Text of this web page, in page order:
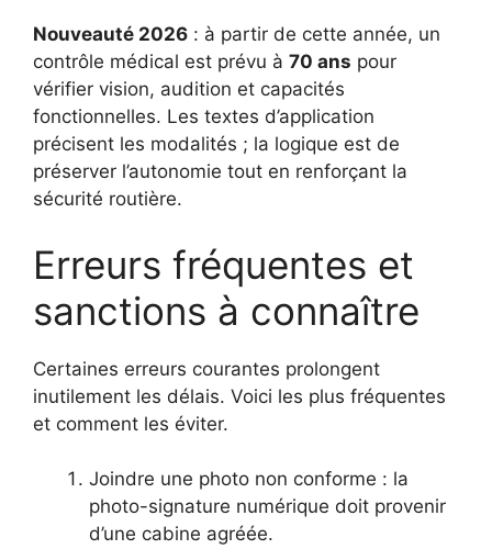
Nouveauté 2026 : à partir de cette année, un
contrôle médical est prévu à 70 ans pour
vérifier vision, audition et capacités
fonctionnelles. Les textes d’application
précisent les modalités ; la logique est de
préserver l’autonomie tout en renforçant la
sécurité routière.
Erreurs fréquentes et
sanctions à connaître
Certaines erreurs courantes prolongent
inutilement les délais. Voici les plus fréquentes
et comment les éviter.
Joindre une photo non conforme : la
photo-signature numérique doit provenir
d’une cabine agréée.